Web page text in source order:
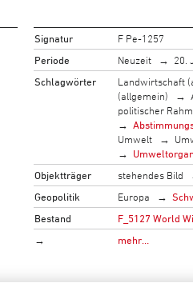
Signatur
F Pe-1257
Periode
Neuzeit 20.
Schlagwörter
Landwirtschaft
(allgemein)
politischer
Umwelt
Objektträger
stehendes Bild
Geopolitik
Europa
Bestand
F_5127 World
→
mehr…